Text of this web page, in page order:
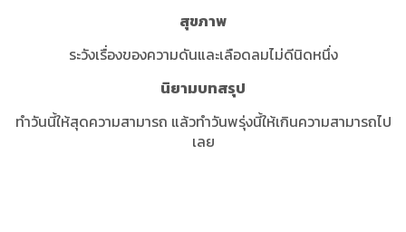
สุขภาพ
ระวังเรื่องของความดันและเลือดลมไม่ดีนิดหนึ่ง
นิยามบทสรุป
ทำวันนี้ให้สุดความสามารถ แล้วทำวันพรุ่งนี้ให้เกินความสามารถไป
เลย